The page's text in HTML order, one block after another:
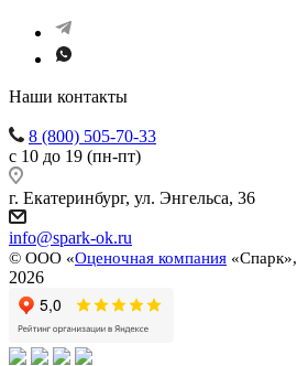
Наши контакты
8 (800) 505-70-33
с 10 до 19 (пн-пт)
г. Екатеринбург, ул. Энгельса, 36
info@spark-ok.ru
© ООО «Оценочная компания «Спарк»,
2026